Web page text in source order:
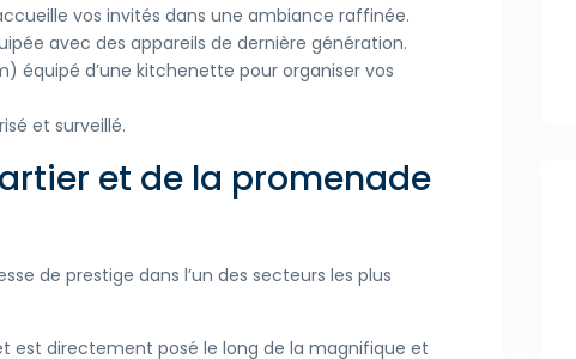
vos invités dans une ambiance raffinée.
avec des appareils de dernière génération.
équipé d’une kitchenette pour organiser vos
et surveillé.
et de la promenade
de prestige dans l’un des secteurs les plus
est directement posé le long de la magnifique et